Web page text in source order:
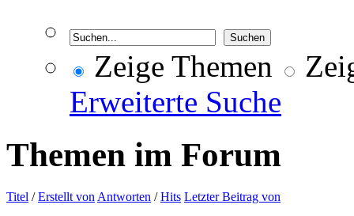
Zeige Themen
Erweiterte Suche
Themen im Forum
Titel /Erstellt von Antworten /Hits Letzter Beitrag von